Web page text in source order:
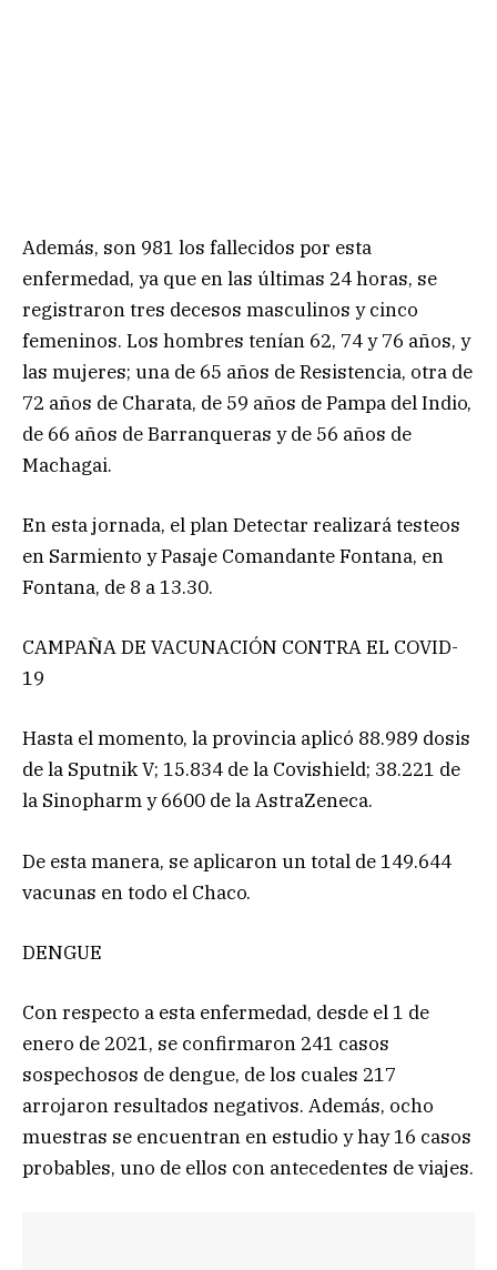
Además, son 981 los fallecidos por esta
enfermedad, ya que en las últimas 24 horas, se
registraron tres decesos masculinos y cinco
femeninos. Los hombres tenían 62, 74 y 76 años, y
las mujeres; una de 65 años de Resistencia, otra de
72 años de Charata, de 59 años de Pampa del Indio,
de 66 años de Barranqueras y de 56 años de
Machagai.
En esta jornada, el plan Detectar realizará testeos
en Sarmiento y Pasaje Comandante Fontana, en
Fontana, de 8 a 13.30.
CAMPAÑA DE VACUNACIÓN CONTRA EL COVID-
19
Hasta el momento, la provincia aplicó 88.989 dosis
de la Sputnik V; 15.834 de la Covishield; 38.221 de
la Sinopharm y 6600 de la AstraZeneca.
De esta manera, se aplicaron un total de 149.644
vacunas en todo el Chaco.
DENGUE
Con respecto a esta enfermedad, desde el 1 de
enero de 2021, se confirmaron 241 casos
sospechosos de dengue, de los cuales 217
arrojaron resultados negativos. Además, ocho
muestras se encuentran en estudio y hay 16 casos
probables, uno de ellos con antecedentes de viajes.